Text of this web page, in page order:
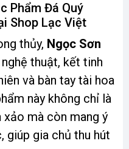
Phẩm Đá Quý
Shop Lạc Việt
thủy, Ngọc Sơn
thuật, kết tinh
và bàn tay tài hoa
này không chỉ là
mà còn mang ý
giúp gia chủ thu hút